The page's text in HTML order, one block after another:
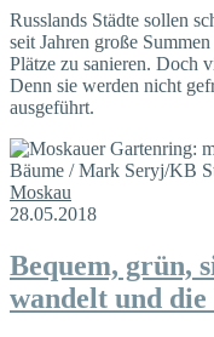
Russlands Städte sollen
seit Jahren große
Plätze zu sanieren. Doch
Denn sie werden nicht
ausgeführt.
Moskau
28.05.2018
Bequem, grün,
wandelt und